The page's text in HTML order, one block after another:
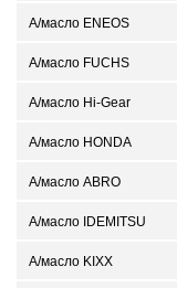
А/масло ENEOS
А/масло FUCHS
А/масло Hi-Gear
А/масло HONDA
А/масло ABRO
А/масло IDEMITSU
А/масло KIXX